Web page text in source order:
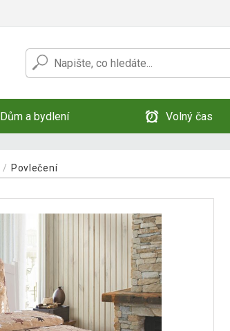
Dům a bydlení Volný čas
Povlečení